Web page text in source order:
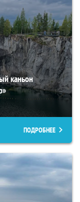
каньон
ПОДРОБНЕЕ